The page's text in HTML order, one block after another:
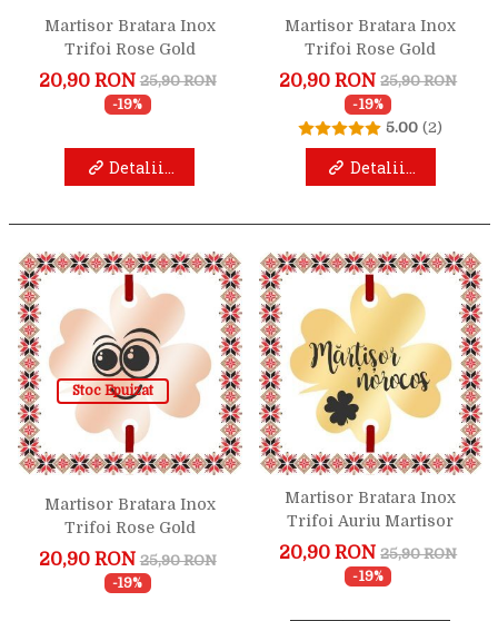
Martisor Bratara Inox
Trifoi Rose Gold
Trifoiasul Indragostit
20,90 RON 25,90 RON
-19%
Detalii...
Martisor Bratara Inox
Trifoi Rose Gold
Trifoiasul Entuziasmat
20,90 RON 25,90 RON
-19%
5.00 (2)
Detalii...
Stoc Epuizat
Martisor Bratara Inox
Trifoi Rose Gold
Trifoiasul Emotionat
20,90 RON 25,90 RON
-19%
Martisor Bratara Inox
Trifoi Auriu Martisor
Norocos
20,90 RON 25,90 RON
-19%